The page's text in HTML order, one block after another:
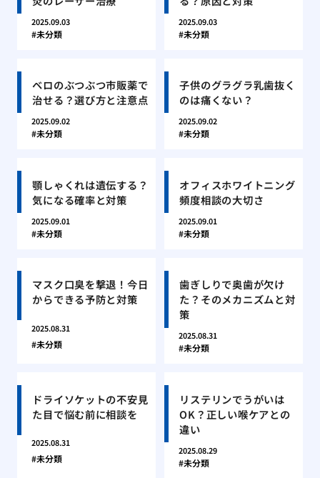
2025.09.03
未分類
2025.09.03
未分類
ベロのぶつぶつ市販薬で
治せる？選び方と注意点
2025.09.02
未分類
子供のグラグラ乳歯抜く
のは痛くない？
2025.09.02
未分類
顎しゃくれは遺伝する？
気になる確率と対策
2025.09.01
未分類
オフィスホワイトニング
頻度相談の大切さ
2025.09.01
未分類
マスク口臭を撃退！今日
からできる予防と対策
2025.08.31
未分類
歯ぎしりで奥歯が欠け
た？そのメカニズムと対
策
2025.08.31
未分類
ドライソケットの不安見
た目で悩む前に相談を
2025.08.31
未分類
リステリンでうがいは
OK？正しい喉ケアとの
違い
2025.08.29
未分類